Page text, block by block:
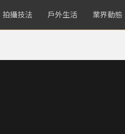
拍攝技法 戶外生活 業界動態